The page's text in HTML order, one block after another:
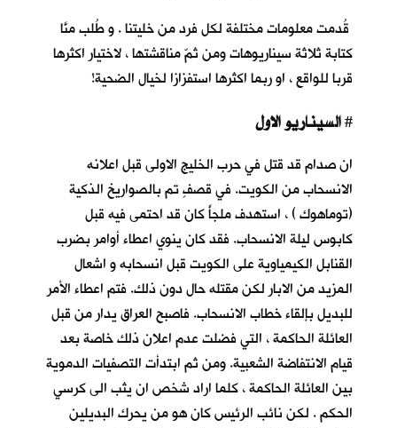
قُدمت معلومات مختلفة لكل فرد من خليتنا . و طُلب منَّا
كتابة ثلاثة سيناريوهات ومن ثمّ مناقشتها ، لاختيار اكثرها
قربا للواقع ، او ربما اكثرها استفزازا لخيال الضحية!
#
ان صدام قد قتل في حرب الخليج الاولى قبل اعلانه
الانسحاب من الكويت. في قصفٍ تم بالصواريخ الذكية
(توماهوك ) ، استهدف ملجأً كان قد احتمى فيه قبل
كابوس ليلة الانسحاب. فقد كان ينوي اعطاء أوامر بضرب
القنابل الكيمياوية على الكويت قبل انسحابه و اشعال
المزيد من الابار لكن مقتله حال دون ذلك. فتم اعطاء الأمر
للبديل بإلقاء خطاب الانسحاب. فاصبح العراق يدار من قبل
العائلة الحاكمة ، التي فضلت عدم اعلان ذلك خاصة بعد
قيام الانتفاضة الشعبية. ومن ثم ابتدأت التصفيات الدموية
بين العائلة الحاكمة ، كلما اراد شخص ان يثب الى كرسي
الحكم . لكن نائب الرئيس كان هو من يحرك البديلين